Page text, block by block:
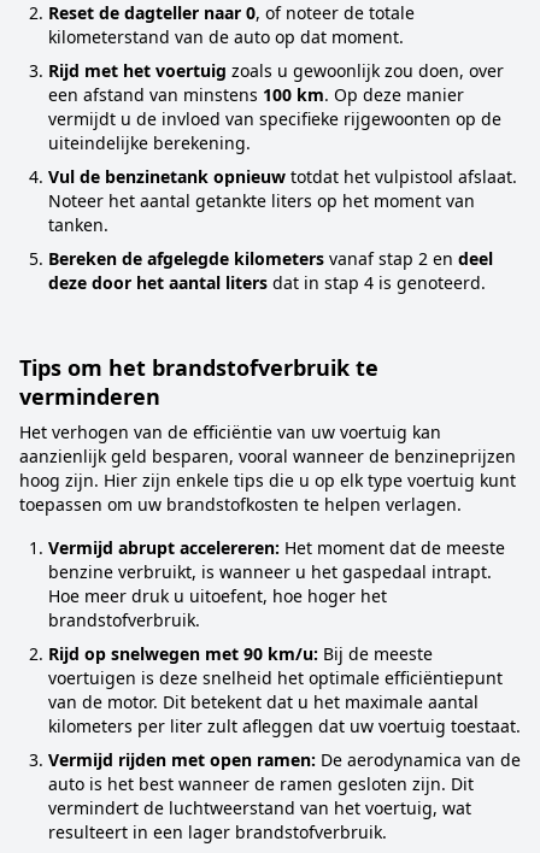
Reset de dagteller naar 0, of noteer de totale
kilometerstand van de auto op dat moment.
Rijd met het voertuig zoals u gewoonlijk zou doen, over
een afstand van minstens 100 km. Op deze manier
vermijdt u de invloed van specifieke rijgewoonten op de
uiteindelijke berekening.
Vul de benzinetank opnieuw totdat het vulpistool afslaat.
Noteer het aantal getankte liters op het moment van
tanken.
Bereken de afgelegde kilometers vanaf stap 2 en deel
deze door het aantal liters dat in stap 4 is genoteerd.
Tips om het brandstofverbruik te
verminderen
Het verhogen van de efficiëntie van uw voertuig kan
aanzienlijk geld besparen, vooral wanneer de benzineprijzen
hoog zijn. Hier zijn enkele tips die u op elk type voertuig kunt
toepassen om uw brandstofkosten te helpen verlagen.
Vermijd abrupt accelereren: Het moment dat de meeste
benzine verbruikt, is wanneer u het gaspedaal intrapt.
Hoe meer druk u uitoefent, hoe hoger het
brandstofverbruik.
Rijd op snelwegen met 90 km/u: Bij de meeste
voertuigen is deze snelheid het optimale efficiëntiepunt
van de motor. Dit betekent dat u het maximale aantal
kilometers per liter zult afleggen dat uw voertuig toestaat.
Vermijd rijden met open ramen: De aerodynamica van de
auto is het best wanneer de ramen gesloten zijn. Dit
vermindert de luchtweerstand van het voertuig, wat
resulteert in een lager brandstofverbruik.